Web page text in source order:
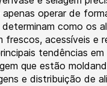
apenas operar de
como os
frescos, acessíveis e
tendências em
que estão
e distribuição de